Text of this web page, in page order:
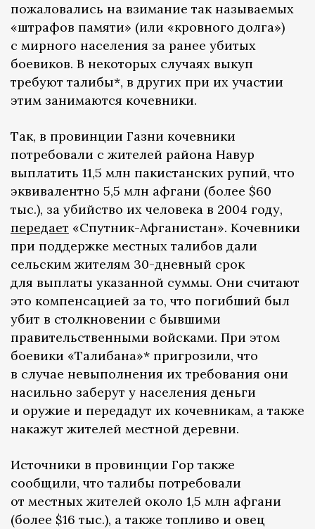
пожаловались на взимание так называемых
«штрафов памяти» (или «кровного долга»)
с мирного населения за ранее убитых
боевиков. В некоторых случаях выкуп
требуют талибы*, в других при их участии
этим занимаются кочевники.
Так, в провинции Газни кочевники
потребовали с жителей района Навур
выплатить 11,5 млн пакистанских рупий, что
эквивалентно 5,5 млн афгани (более $60
тыс.), за убийство их человека в 2004 году,
передает «Спутник-Афганистан». Кочевники
при поддержке местных талибов дали
сельским жителям 30-дневный срок
для выплаты указанной суммы. Они считают
это компенсацией за то, что погибший был
убит в столкновении с бывшими
правительственными войсками. При этом
боевики «Талибана»* пригрозили, что
в случае невыполнения их требования они
насильно заберут у населения деньги
и оружие и передадут их кочевникам, а также
накажут жителей местной деревни.
Источники в провинции Гор также
сообщили, что талибы потребовали
от местных жителей около 1,5 млн афгани
(более $16 тыс.), а также топливо и овец